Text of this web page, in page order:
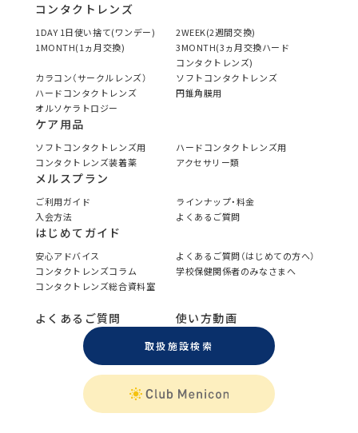
コンタクトレンズ
1DAY 1日使い捨て(ワンデー)
2WEEK(2週間交換)
1MONTH(1ヵ月交換)
3MONTH(3ヵ月交換ハード
コンタクトレンズ)
カラコン（サークルレンズ）
ソフトコンタクトレンズ
ハードコンタクトレンズ
円錐角膜用
オルソケラトロジー
ケア用品
ソフトコンタクトレンズ用
ハードコンタクトレンズ用
コンタクトレンズ装着薬
アクセサリー類
メルスプラン
ご利用ガイド
ラインナップ・料金
入会方法
よくあるご質問
はじめてガイド
安心アドバイス
よくあるご質問（はじめての方へ）
コンタクトレンズコラム
学校保健関係者のみなさまへ
コンタクトレンズ総合資料室
よくあるご質問 使い方動画
取扱施設検索